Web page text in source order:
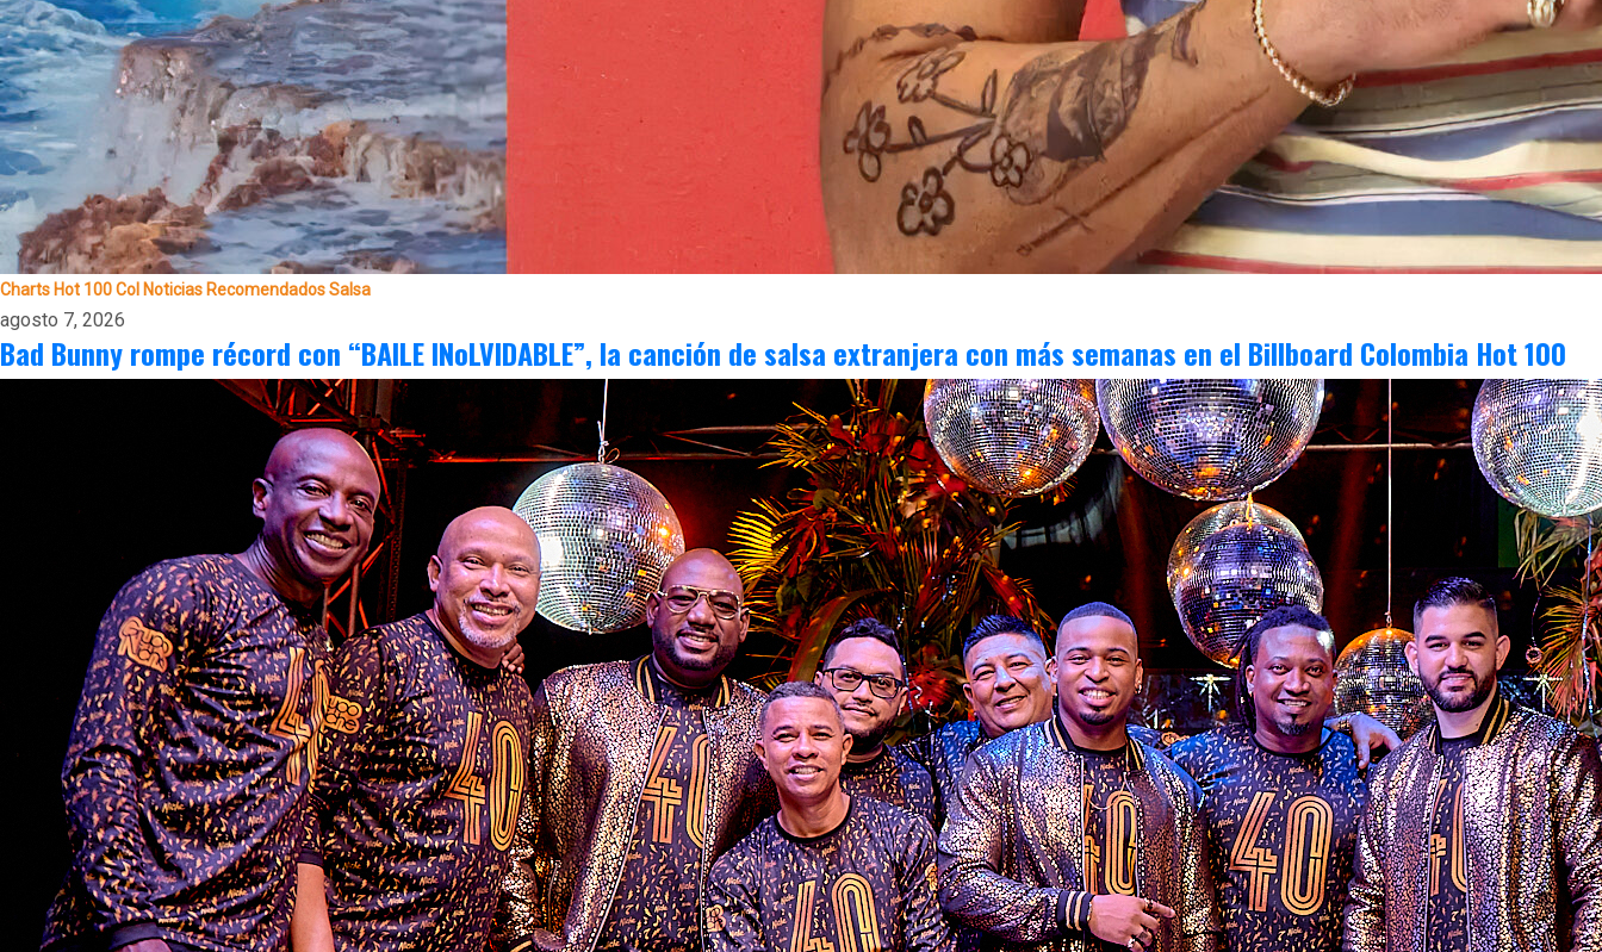
Charts Hot 100 Col Noticias RecomendadosSalsa
agosto 7, 2026
Bad Bunny rompe récord con “BAILE INoLVIDABLE”, la canción de salsa extranjera con más semanas en el Billboard Colombia Hot 100